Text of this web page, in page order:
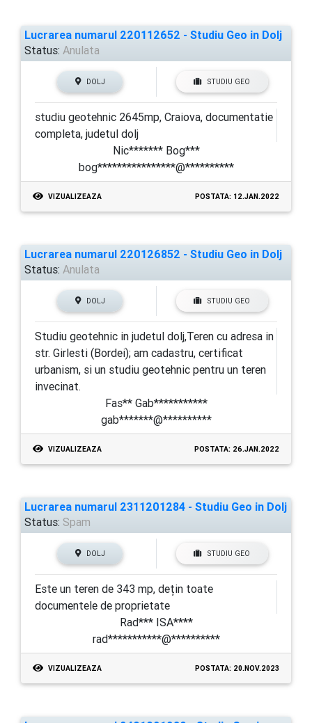
Lucrarea numarul 220112652 - Studiu Geo in Dolj
Status: Anulata
DOLJ STUDIU GEO
studiu geotehnic 2645mp, Craiova, documentatie
completa, judetul dolj
Nic******* Bog***
bog****************@**********
VIZUALIZEAZA POSTATA: 12.JAN.2022
Lucrarea numarul 220126852 - Studiu Geo in Dolj
Status: Anulata
DOLJ STUDIU GEO
Studiu geotehnic in judetul dolj,Teren cu adresa in
str. Girlesti (Bordei); am cadastru, certificat
urbanism, si un studiu geotehnic pentru un teren
invecinat.
Fas** Gab***********
gab*******@**********
VIZUALIZEAZA POSTATA: 26.JAN.2022
Lucrarea numarul 2311201284 - Studiu Geo in Dolj
Status: Spam
DOLJ STUDIU GEO
Este un teren de 343 mp, dețin toate
documentele de proprietate
Rad*** ISA****
rad***********@**********
VIZUALIZEAZA POSTATA: 20.NOV.2023